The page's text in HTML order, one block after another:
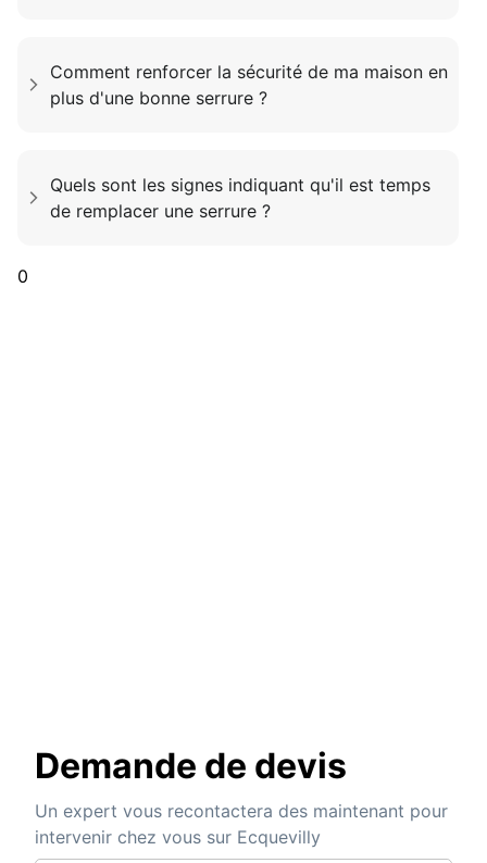
Comment renforcer la sécurité de ma maison en
plus d'une bonne serrure ?
Quels sont les signes indiquant qu'il est temps
de remplacer une serrure ?
0
Demande de devis
Un expert vous recontactera des maintenant pour
intervenir chez vous sur Ecquevilly